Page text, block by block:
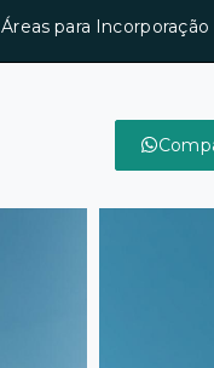
Áreas para Incorporação